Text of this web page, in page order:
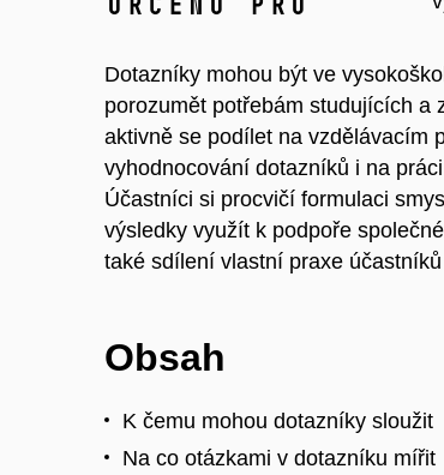
Dotazníky mohou být ve
porozumět potřebám studujících a
aktivně se podílet na vzdělávacím
vyhodnocování dotazníků i na
Účastníci si procvičí formulaci
výsledky využít k podpoře
také sdílení vlastní praxe
Obsah
K čemu mohou dotazníky sloužit
Na co otázkami v dotazníku mířit